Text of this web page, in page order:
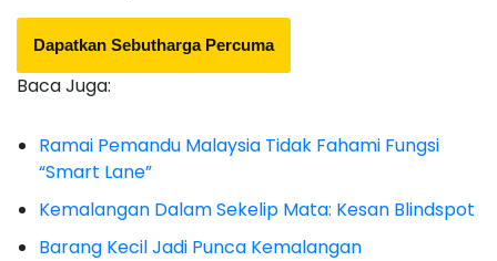
Dapatkan Sebutharga Percuma
Baca Juga:
Ramai Pemandu Malaysia Tidak Fahami Fungsi
“Smart Lane”
Kemalangan Dalam Sekelip Mata: Kesan Blindspot
Barang Kecil Jadi Punca Kemalangan